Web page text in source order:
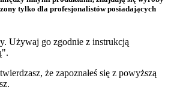
tylko dla profesjonalistów posiadających
Używaj go zgodnie z instrukcją
że zapoznałeś się z powyższą